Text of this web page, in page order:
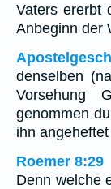
Vaters ererbt
Anbeginn der
denselben
Vorsehung
genommen
ihn
Roemer 8:29
Denn welche